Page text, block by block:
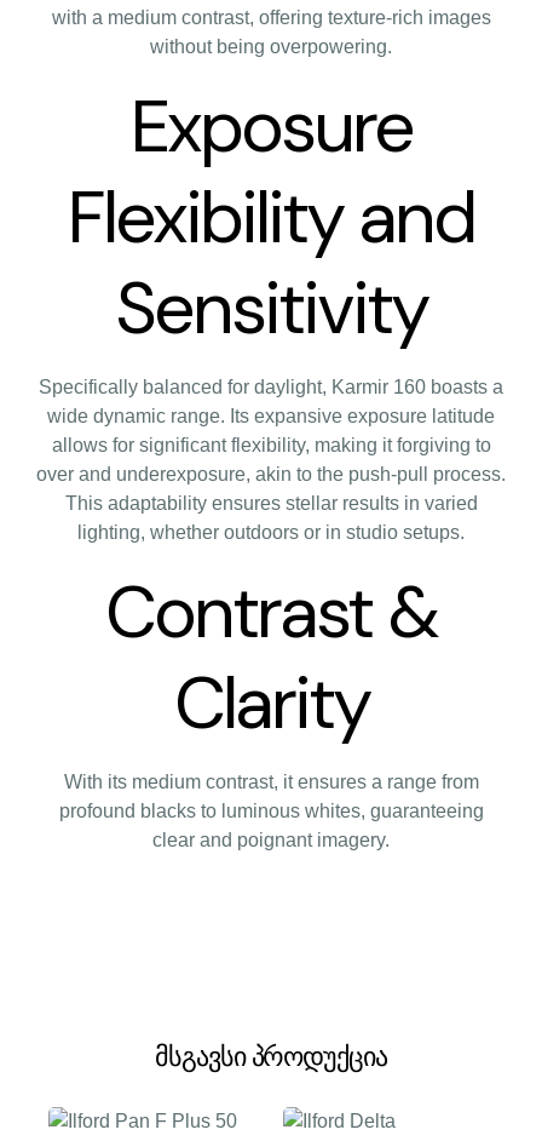
with a medium contrast, offering texture-rich images
without being overpowering.
Exposure
Flexibility and
Sensitivity
Specifically balanced for daylight, Karmir 160 boasts a
wide dynamic range. Its expansive exposure latitude
allows for significant flexibility, making it forgiving to
over and underexposure, akin to the push-pull process.
This adaptability ensures stellar results in varied
lighting, whether outdoors or in studio setups.
Contrast &
Clarity
With its medium contrast, it ensures a range from
profound blacks to luminous whites, guaranteeing
clear and poignant imagery.
მსგავსი პროდუქცია